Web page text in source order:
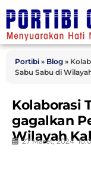
Portibi » Blog »
Sabu Sabu di
Kolaborasi
gagalkan
Wilayah
27 Maret, 2024